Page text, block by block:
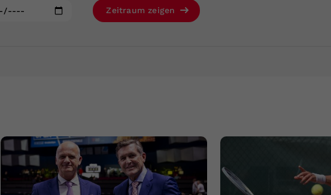
Zeitraum zeigen
Ihrer vorgenommen Einstellungen, falls der